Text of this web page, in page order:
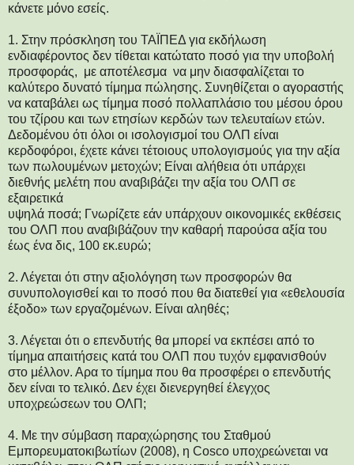
κάνετε μόνο εσείς.
1. Στην πρόσκληση του ΤΑΪΠΕΔ για εκδήλωση
ενδιαφέροντος δεν τίθεται κατώτατο ποσό για την υποβολή
προσφοράς, με αποτέλεσμα να μην διασφαλίζεται το
καλύτερο δυνατό τίμημα πώλησης. Συνηθίζεται ο αγοραστής
να καταβάλει ως τίμημα ποσό πολλαπλάσιο του μέσου όρου
του τζίρου και των ετησίων κερδών των τελευταίων ετών.
Δεδομένου ότι όλοι οι ισολογισμοί του ΟΛΠ είναι
κερδοφόροι, έχετε κάνει τέτοιους υπολογισμούς για την αξία
των πωλουμένων μετοχών; Είναι αλήθεια ότι υπάρχει
διεθνής μελέτη που αναβιβάζει την αξία του ΟΛΠ σε
εξαιρετικά
υψηλά ποσά; Γνωρίζετε εάν υπάρχουν οικονομικές εκθέσεις
του ΟΛΠ που αναβιβάζουν την καθαρή παρούσα αξία του
έως ένα δις, 100 εκ.ευρώ;
2. Λέγεται ότι στην αξιολόγηση των προσφορών θα
συνυπολογισθεί και το ποσό που θα διατεθεί για «εθελουσία
έξοδο» των εργαζομένων. Είναι αληθές;
3. Λέγεται ότι ο επενδυτής θα μπορεί να εκπέσει από το
τίμημα απαιτήσεις κατά του ΟΛΠ που τυχόν εμφανισθούν
στο μέλλον. Αρα το τίμημα που θα προσφέρει ο επενδυτής
δεν είναι το τελικό. Δεν έχει διενεργηθεί έλεγχος
υποχρεώσεων του ΟΛΠ;
4. Με την σύμβαση παραχώρησης του Σταθμού
Εμπορευματοκιβωτίων (2008), η Cosco υποχρεώνεται να